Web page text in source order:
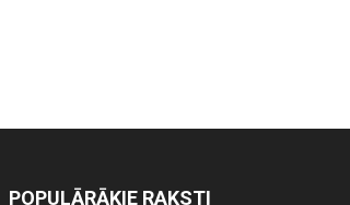
POPULĀRĀKIE RAKSTI